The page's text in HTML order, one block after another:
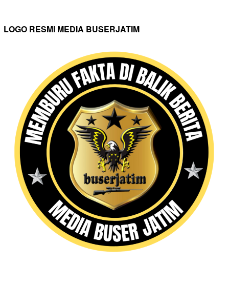
LOGO RESMI MEDIA BUSERJATIM